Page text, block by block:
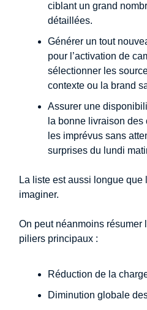
ciblant un grand
détaillées.
Générer un tout
pour l’activation de
sélectionner les
contexte ou la brand
Assurer une
la bonne livraison
les imprévus sans
surprises du lundi
La liste est aussi longue que
imaginer.
On peut néanmoins résumer
piliers principaux :
Réduction de la
Diminution globale